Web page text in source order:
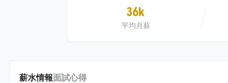
36k
平均月薪
薪水情報面試心得